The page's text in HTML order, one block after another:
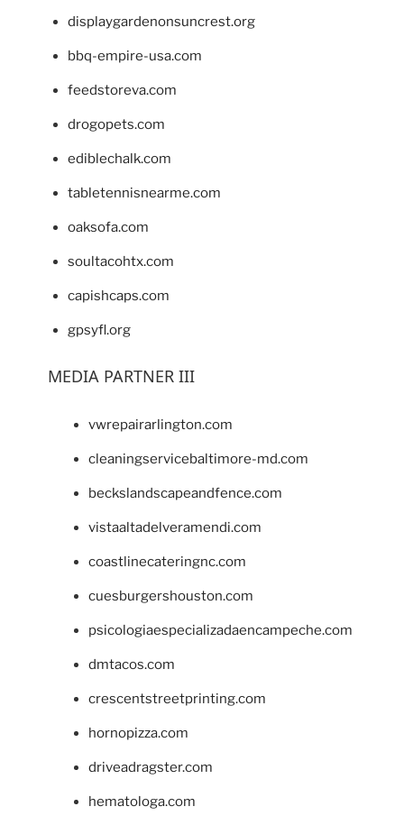
displaygardenonsuncrest.org
bbq-empire-usa.com
feedstoreva.com
drogopets.com
ediblechalk.com
tabletennisnearme.com
oaksofa.com
soultacohtx.com
capishcaps.com
gpsyfl.org
MEDIA PARTNER III
vwrepairarlington.com
cleaningservicebaltimore-md.com
beckslandscapeandfence.com
vistaaltadelveramendi.com
coastlinecateringnc.com
cuesburgershouston.com
psicologiaespecializadaencampeche.com
dmtacos.com
crescentstreetprinting.com
hornopizza.com
driveadragster.com
hematologa.com